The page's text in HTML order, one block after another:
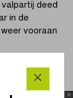
deed
in de
vooraan